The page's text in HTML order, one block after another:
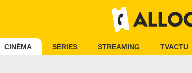
CINÉMA SÉRIES STREAMING TVACTU